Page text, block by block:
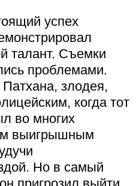
успех
талант. Съемки
проблемами.
злодея,
когда тот
во многих
выигрышным
Но в самый